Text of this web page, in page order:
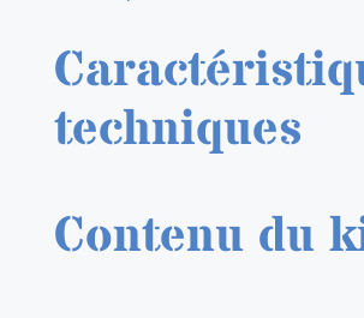
techniques
Contenu du